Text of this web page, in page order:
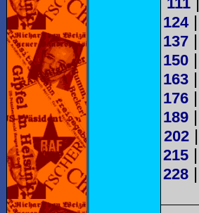
124|
137 |
150 |
163 |
176 |
189 |
202|
215 |
228 |